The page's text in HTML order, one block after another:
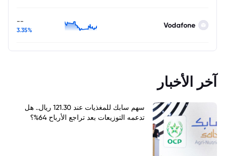
Vodafone
--
3.35%
آخر الأخبار
سهم سابك للمغذيات عند 121.30 ريال.. هل
تدعمه التوزيعات بعد تراجع الأرباح 64%؟